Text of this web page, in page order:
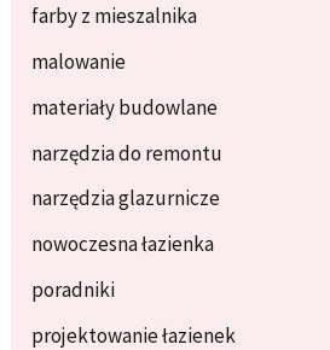
farby z mieszalnika
malowanie
materiały budowlane
narzędzia do remontu
narzędzia glazurnicze
nowoczesna łazienka
poradniki
projektowanie łazienek